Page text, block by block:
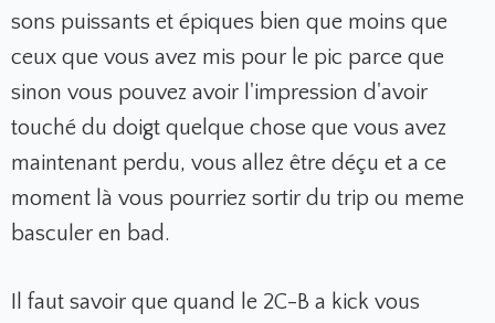
sons puissants et épiques bien que moins que
ceux que vous avez mis pour le pic parce que
sinon vous pouvez avoir l'impression d'avoir
touché du doigt quelque chose que vous avez
maintenant perdu, vous allez être déçu et a ce
moment là vous pourriez sortir du trip ou meme
basculer en bad.
Il faut savoir que quand le 2C-B a kick vous